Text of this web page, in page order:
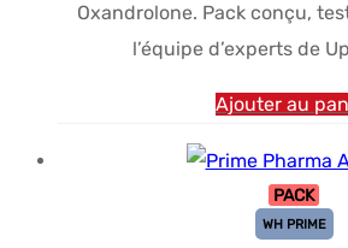
$48.53.
Oxandrolone. Pack conçu,
l’équipe d’experts de
Ajouter au
PACK
WH PRIME